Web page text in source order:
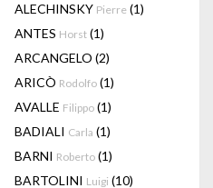
ALECHINSKY Pierre (1)
ANTES Horst (1)
ARCANGELO (2)
ARICÒ Rodolfo (1)
AVALLE Filippo (1)
BADIALI Carla (1)
BARNI Roberto (1)
BARTOLINI Luigi (10)